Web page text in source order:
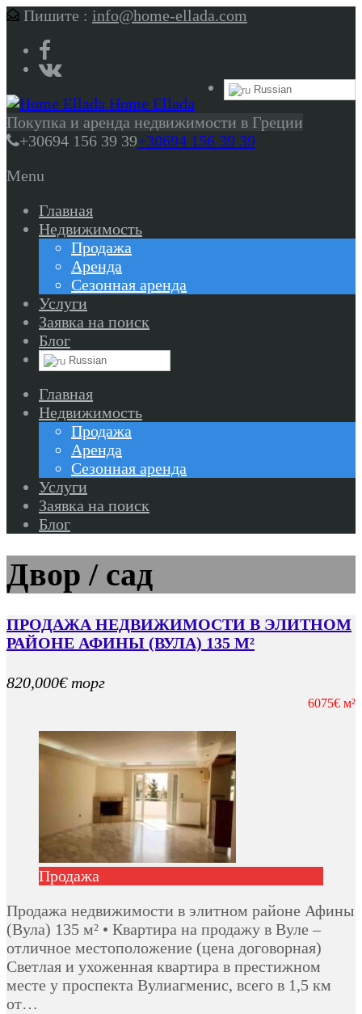
Пишите : info@home-ellada.com
Russian
Home Ellada
Покупка и аренда недвижимости в Греции
+30694 156 39 39+30694 156 39 39
Menu
Главная
Недвижимость
Продажа
Аренда
Сезонная аренда
Услуги
Заявка на поиск
Блог
Russian
Главная
Недвижимость
Продажа
Аренда
Сезонная аренда
Услуги
Заявка на поиск
Блог
Двор / сад
ПРОДАЖА НЕДВИЖИМОСТИ В ЭЛИТНОМ
РАЙОНЕ АФИНЫ (ВУЛА) 135 М²
820,000€ торг
6075€ м²
Продажа
Продажа недвижимости в элитном районе Афины
(Вула) 135 м² • Квартира на продажу в Вуле –
отличное местоположение (цена договорная)
Светлая и ухоженная квартира в престижном
месте у проспекта Вулиагменис, всего в 1,5 км
от…